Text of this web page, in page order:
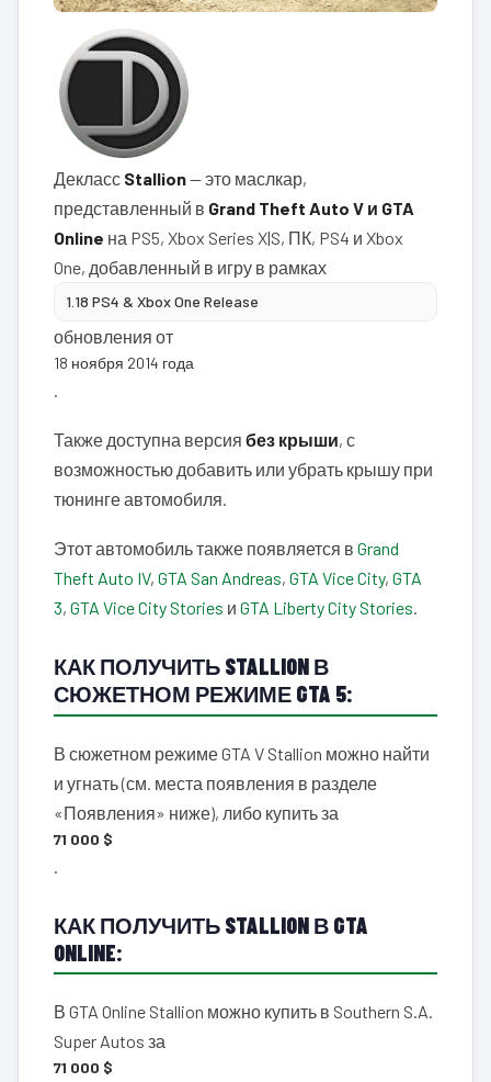
Декласс Stallion— это маслкар,
представленный в Grand Theft Auto V и GTA
Online на PS5, Xbox Series X|S, ПК, PS4 и Xbox
One, добавленный в игру в рамках
1.18 PS4 & Xbox One Release
обновления от
18 ноября 2014 года
.
Также доступна версия без крыши, с
возможностью добавить или убрать крышу при
тюнинге автомобиля.
Этот автомобиль также появляется в Grand
Theft Auto IV, GTA San Andreas, GTA Vice City, GTA
3, GTA Vice City Stories и GTA Liberty City Stories.
КАК ПОЛУЧИТЬ STALLION В
СЮЖЕТНОМ РЕЖИМЕ GTA 5:
В сюжетном режиме GTA V Stallion можно найти
и угнать (см. места появления в разделе
«Появления» ниже), либо купить за
71 000 $
.
КАК ПОЛУЧИТЬ STALLION В GTA
ONLINE:
В GTA Online Stallion можно купить в Southern S.A.
Super Autos за
71 000 $